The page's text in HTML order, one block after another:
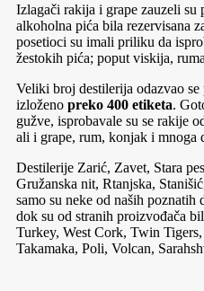
Izlagači rakija i grape zauzeli su
alkoholna pića bila rezervisana
posetioci su imali priliku da
žestokih pića; poput viskija,
Veliki broj destilerija odazvao
izloženo preko 400 etiketa.
gužve, isprobavale su se rakije
ali i grape, rum, konjak i mnoga
Destilerije Zarić, Zavet, Stara
Gružanska nit, Rtanjska,
samo su neke od naših poznatih
dok su od stranih proizvođača
Turkey, West Cork, Twin
Takamaka, Poli, Volcan,